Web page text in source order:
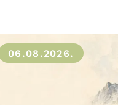
06.08.2026.